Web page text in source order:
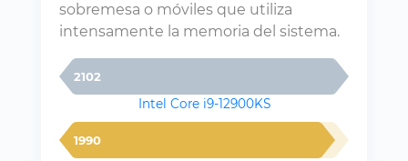
sobremesa o móviles que utiliza
intensamente la memoria del sistema.
2102
Intel Core i9-12900KS
1990